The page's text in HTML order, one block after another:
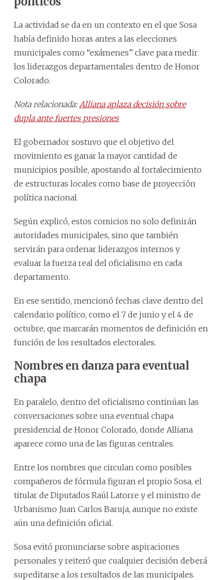
La actividad se da en un contexto en el que Sosa
había definido horas antes a las elecciones
municipales como “exámenes” clave para medir
los liderazgos departamentales dentro de Honor
Colorado.
Nota relacionada: Alliana aplaza decisión sobre
dupla ante fuertes presiones
El gobernador sostuvo que el objetivo del
movimiento es ganar la mayor cantidad de
municipios posible, apostando al fortalecimiento
de estructuras locales como base de proyección
política nacional.
Según explicó, estos comicios no solo definirán
autoridades municipales, sino que también
servirán para ordenar liderazgos internos y
evaluar la fuerza real del oficialismo en cada
departamento.
En ese sentido, mencionó fechas clave dentro del
calendario político, como el 7 de junio y el 4 de
octubre, que marcarán momentos de definición en
función de los resultados electorales.
Nombres en danza para eventual
chapa
En paralelo, dentro del oficialismo continúan las
conversaciones sobre una eventual chapa
presidencial de Honor Colorado, donde Alliana
aparece como una de las figuras centrales.
Entre los nombres que circulan como posibles
compañeros de fórmula figuran el propio Sosa, el
titular de Diputados Raúl Latorre y el ministro de
Urbanismo Juan Carlos Baruja, aunque no existe
aún una definición oficial.
Sosa evitó pronunciarse sobre aspiraciones
personales y reiteró que cualquier decisión deberá
supeditarse a los resultados de las municipales.